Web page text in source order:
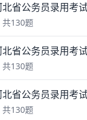
省公务员录用考
共130题
省公务员录用考
共130题
省公务员录用考
共130题